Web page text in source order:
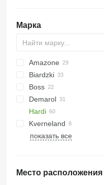
Марка
Amazone
UF
UX
ELYTE
MACK
RAPTOR
Biardzki
P329
Boss
Pelikan
ANP
Demarol
Cyklon
Shogun
Rogator
GF
KS
VT
Hardi
Commander
Commander 2200
LX
Master 1200
Mega 1200
NK
Leeb
Eurolux
5430i
M-series
Altis
Kverneland
iXter
Albatros
MAF
Maxis
показать все
Место расположения